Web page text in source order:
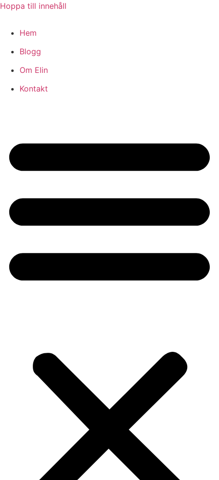
Hoppa till innehåll
Hem
Blogg
Om Elin
Kontakt